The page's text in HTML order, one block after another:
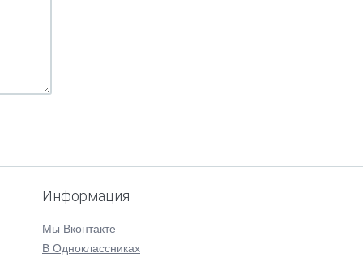
Информация
Мы Вконтакте
В Одноклассниках